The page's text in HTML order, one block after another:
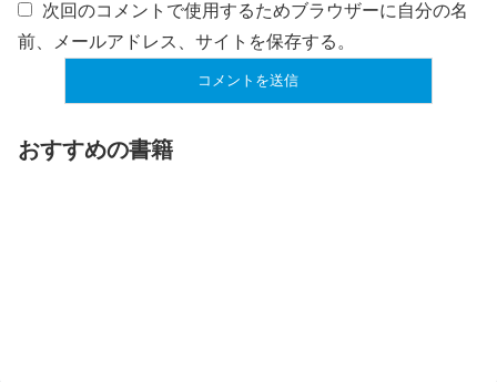
次回のコメントで使用するためブラウザーに自分の名
前、メールアドレス、サイトを保存する。
おすすめの書籍